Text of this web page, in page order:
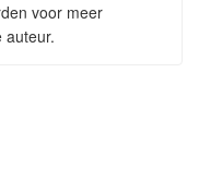
voor meer
auteur.